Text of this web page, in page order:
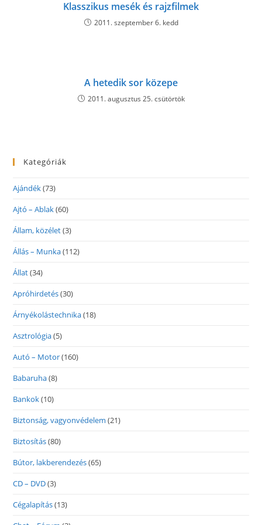
Klasszikus mesék és rajzfilmek
2011. szeptember 6. kedd
A hetedik sor közepe
2011. augusztus 25. csütörtök
Kategóriák
Ajándék(73)
Ajtó – Ablak(60)
Állam, közélet(3)
Állás – Munka(112)
Állat(34)
Apróhirdetés(30)
Árnyékolástechnika(18)
Asztrológia(5)
Autó – Motor(160)
Babaruha(8)
Bankok(10)
Biztonság, vagyonvédelem (21)
Biztosítás(80)
Bútor, lakberendezés(65)
CD – DVD(3)
Cégalapítás(13)